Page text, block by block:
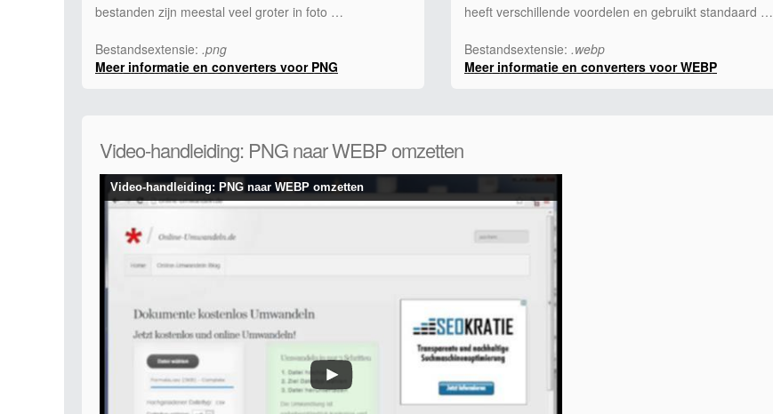
bestanden zijn meestal veel groter in foto …
Bestandsextensie: .png
Meer informatie en converters voor PNG
heeft verschillende voordelen en gebruikt standaard …
Bestandsextensie: .webp
Meer informatie en converters voor WEBP
Video-handleiding: PNG naar WEBP omzetten
Video-handleiding: PNG naar WEBP omzetten